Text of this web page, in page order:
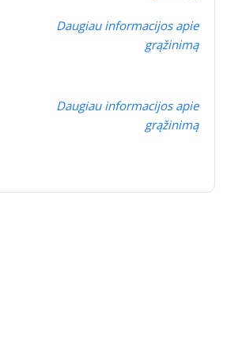
Daugiau informacijos apie
grąžinimą
Daugiau informacijos apie
grąžinimą